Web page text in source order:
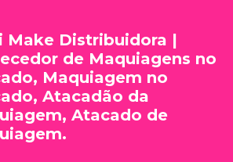
Make Distribuidora |
de Maquiagens no
Maquiagem no
Atacadão da
Atacado de